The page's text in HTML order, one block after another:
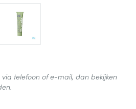
image
View larger image
telefoon of e-mail, dan bekijken